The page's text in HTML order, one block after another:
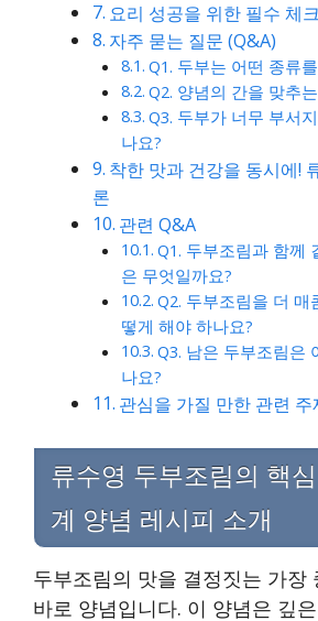
요리 성공을 위한 필수 체
자주 묻는 질문 (Q&A)
Q1. 두부는 어떤 종류
Q2. 양념의 간을 맞추
Q3. 두부가 너무 부서
나요?
착한 맛과 건강을 동시에!
론
관련 Q&A
Q1. 두부조림과 함께
은 무엇일까요?
Q2. 두부조림을 더 매
떻게 해야 하나요?
Q3. 남은 두부조림은
나요?
관심을 가질 만한 관련 주
류수영 두부조림의 핵
계 양념 레시피 소개
두부조림의 맛을 결정짓는 가장
바로 양념입니다. 이 양념은 깊